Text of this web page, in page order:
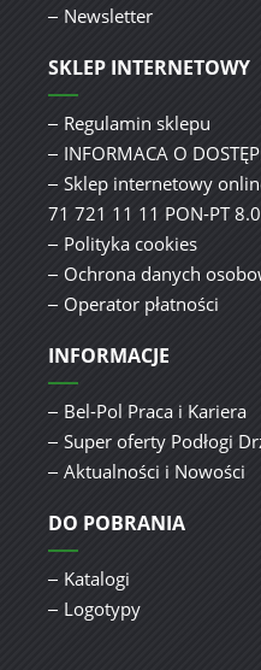
Newsletter
SKLEP INTERNETOWY
Regulamin sklepu
INFORMACA O
Sklep internetowy
71 721 11 11 PON-PT
Polityka cookies
Ochrona danych
Operator płatności
INFORMACJE
Bel-Pol Praca i Kariera
Super oferty Podłogi
Aktualności i Nowości
DO POBRANIA
Katalogi
Logotypy